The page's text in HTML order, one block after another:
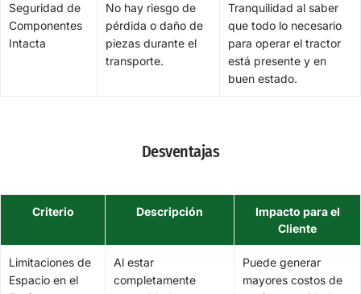
Seguridad de
Componentes
Intacta
No hay riesgo de
pérdida o daño de
piezas durante el
transporte.
Tranquilidad al saber
que todo lo necesario
para operar el tractor
está presente y en
buen estado.
Desventajas
Criterio Descripción
Impacto para el
Cliente
Limitaciones de
Espacio en el
Al estar
completamente
Puede generar
mayores costos de